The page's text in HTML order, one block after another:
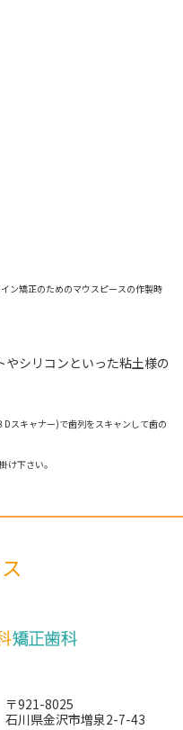
ン矯正のためのマウスピースの作製時
シリコンといった粘土様の
スキャナー)で歯列をスキャンして歯の
け下さい。
〒921-8025
石川県金沢市増泉2-7-43